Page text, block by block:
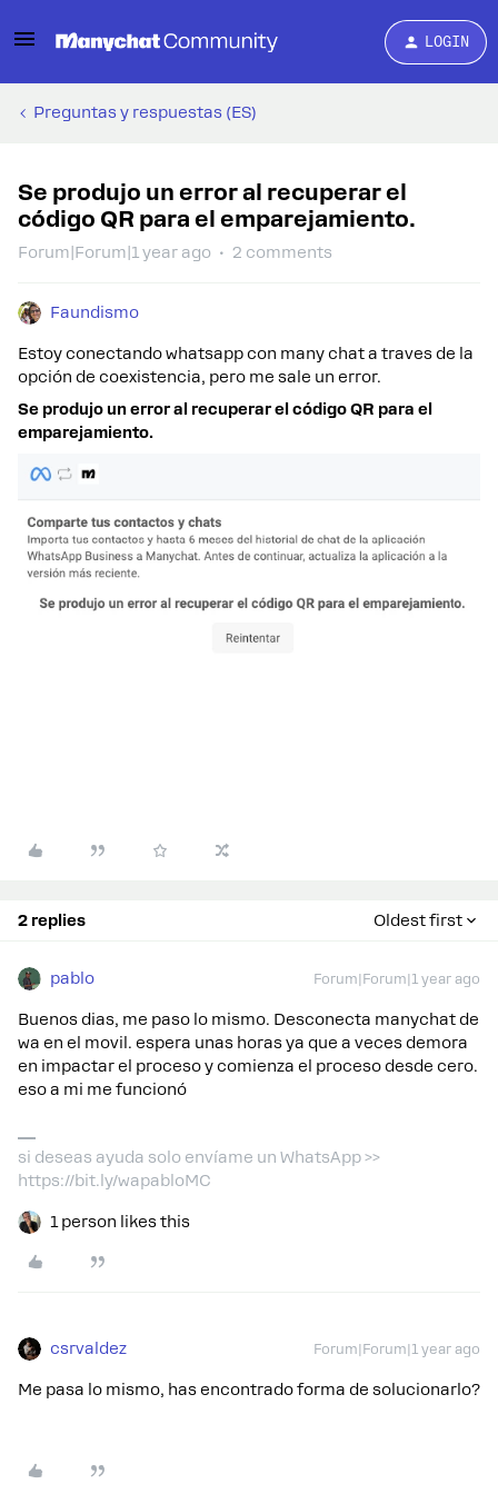
LOGIN
Preguntas y respuestas (ES)
Se produjo un error al recuperar el
código QR para el emparejamiento.
Forum|Forum|1 year ago 2 comments
Faundismo
Estoy conectando whatsapp con many chat a traves de la
opción de coexistencia, pero me sale un error.
Se produjo un error al recuperar el código QR para el
emparejamiento.
2 replies Oldest first
pablo Forum|Forum|1 year ago
Buenos dias, me paso lo mismo. Desconecta manychat de
wa en el movil. espera unas horas ya que a veces demora
en impactar el proceso y comienza el proceso desde cero.
eso a mi me funcionó
si deseas ayuda solo envíame un WhatsApp >>
https://bit.ly/wapabloMC
1 person likes this
csrvaldez Forum|Forum|1 year ago
Me pasa lo mismo, has encontrado forma de solucionarlo?